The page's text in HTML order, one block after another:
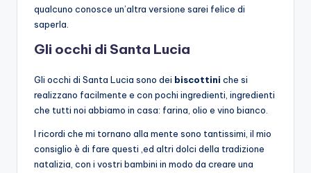
qualcuno conosce un’altra versione sarei felice di
saperla.
Gli occhi di Santa Lucia
Gli occhi di Santa Lucia sono dei biscottini che si
realizzano facilmente e con pochi ingredienti, ingredienti
che tutti noi abbiamo in casa: farina, olio e vino bianco.
I ricordi che mi tornano alla mente sono tantissimi, il mio
consiglio è di fare questi ,ed altri dolci della tradizione
natalizia, con i vostri bambini in modo da creare una